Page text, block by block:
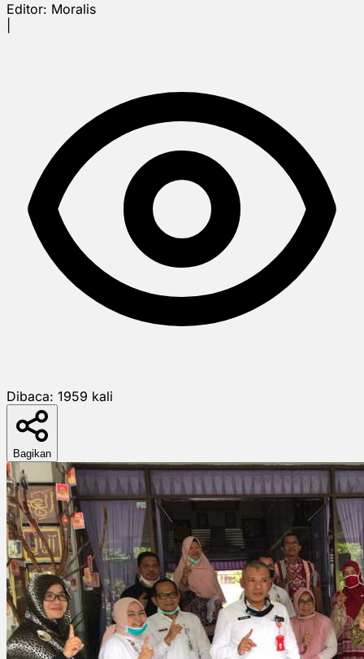
Editor: Moralis
Dibaca: 1959 kali
Bagikan